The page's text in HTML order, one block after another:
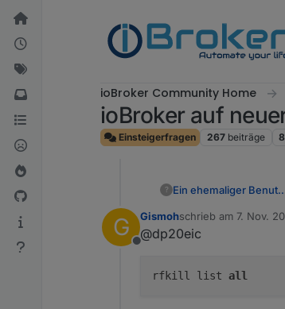
Weiter zum Inhalt
ioBroker Community Home
ioBroker auf
Einsteigerfragen 267 beiträge 8
? Ein
G
Offline
Gismohschrieb am 7. Nov.
zuletzt editiert von
@dp20eic
rfkill list all